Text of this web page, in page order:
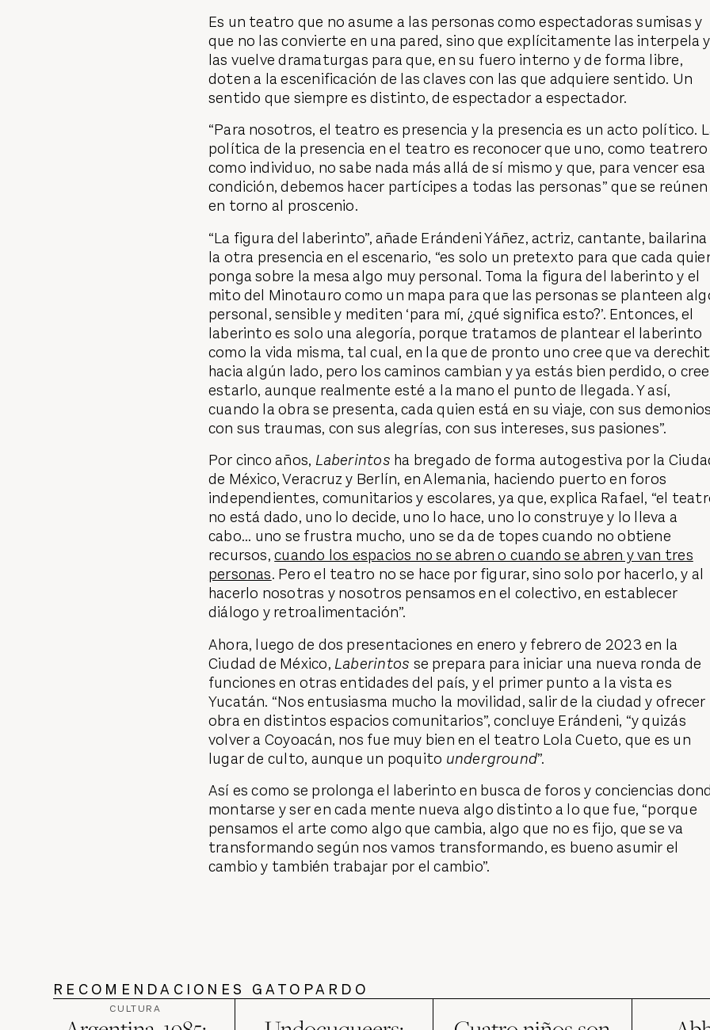
Es un teatro que no asume a las personas como espectadoras sumisas y
que no las convierte en una pared, sino que explícitamente las interpela y
las vuelve dramaturgas para que, en su fuero interno y de forma libre,
doten a la escenificación de las claves con las que adquiere sentido. Un
sentido que siempre es distinto, de espectador a espectador.
“Para nosotros, el teatro es presencia y la presencia es un acto político.
política de la presencia en el teatro es reconocer que uno, como
como individuo, no sabe nada más allá de sí mismo y que, para vencer esa
condición, debemos hacer partícipes a todas las personas” que se reúnen
en torno al proscenio.
“La figura del laberinto”, añade Erándeni Yáñez, actriz, cantante, bailarina
la otra presencia en el escenario, “es solo un pretexto para que cada
ponga sobre la mesa algo muy personal. Toma la figura del laberinto y el
mito del Minotauro como un mapa para que las personas se planteen
personal, sensible y mediten ‘para mí, ¿qué significa esto?’. Entonces, el
laberinto es solo una alegoría, porque tratamos de plantear el laberinto
como la vida misma, tal cual, en la que de pronto uno cree que va
hacia algún lado, pero los caminos cambian y ya estás bien perdido, o
estarlo, aunque realmente esté a la mano el punto de llegada. Y así,
cuando la obra se presenta, cada quien está en su viaje, con sus
con sus traumas, con sus alegrías, con sus intereses, sus pasiones”.
Por cinco años, Laberintos ha bregado de forma autogestiva por la
de México, Veracruz y Berlín, en Alemania, haciendo puerto en foros
independientes, comunitarios y escolares, ya que, explica Rafael, “el
no está dado, uno lo decide, uno lo hace, uno lo construye y lo lleva a
cabo... uno se frustra mucho, uno se da de topes cuando no obtiene
recursos,cuando los espacios no se abren o cuando se abren y van tres
personas. Pero el teatro no se hace por figurar, sino solo por hacerlo, y al
hacerlo nosotras y nosotros pensamos en el colectivo, en establecer
diálogo y retroalimentación”.
Ahora, luego de dos presentaciones en enero y febrero de 2023 en la
Ciudad de México, Laberintos se prepara para iniciar una nueva ronda de
funciones en otras entidades del país, y el primer punto a la vista es
Yucatán. “Nos entusiasma mucho la movilidad, salir de la ciudad y ofrecer
obra en distintos espacios comunitarios”, concluye Erándeni, “y quizás
volver a Coyoacán, nos fue muy bien en el teatro Lola Cueto, que es un
lugar de culto, aunque un poquito underground”.
Así es como se prolonga el laberinto en busca de foros y conciencias
montarse y ser en cada mente nueva algo distinto a lo que fue, “porque
pensamos el arte como algo que cambia, algo que no es fijo, que se va
transformando según nos vamos transformando, es bueno asumir el
cambio y también trabajar por el cambio”.
RECOMENDACIONES GATOPARDO
CULTURA